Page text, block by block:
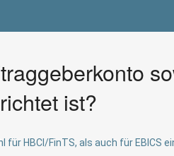
ist?
HBCI/FinTS, als auch für EBICS